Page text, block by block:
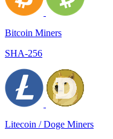
Bitcoin Miners
SHA-256
Litecoin / Doge Miners